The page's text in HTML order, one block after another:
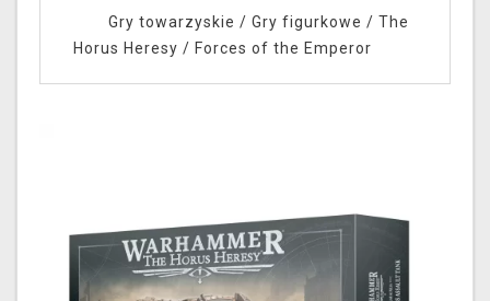
Gry towarzyskie / Gry figurkowe / The
Horus Heresy / Forces of the Emperor